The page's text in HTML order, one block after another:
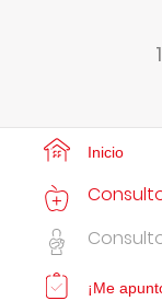
1
Inicio
¡Me